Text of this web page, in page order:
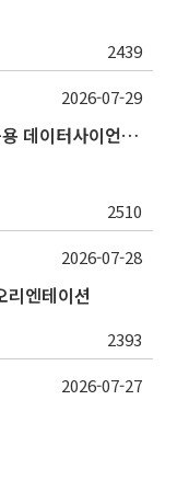
2439
2026학년도 2학기 대학원 융합전공 응용 데이터사이언스 선발 계획 알림
2510
2026-07-29
리엔테이션
2393
2026-07-28
2026-07-27